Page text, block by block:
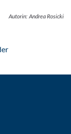
Autorin: Andrea Rosicki